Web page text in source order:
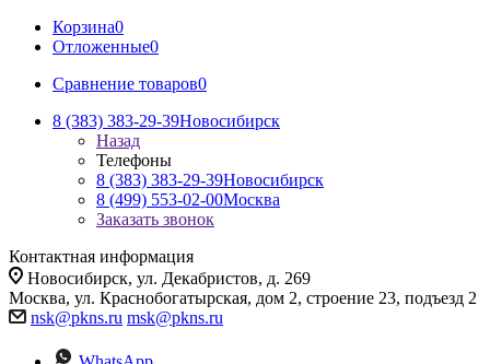
Корзина0
Отложенные0
Сравнение товаров0
8 (383) 383-29-39Новосибирск
Назад
Телефоны
8 (383) 383-29-39Новосибирск
8 (499) 553-02-00Москва
Заказать звонок
Контактная информация
Новосибирск, ул. Декабристов, д. 269
Москва, ул. Краснобогатырская, дом 2, строение 23, подъезд 2
nsk@pkns.ru msk@pkns.ru